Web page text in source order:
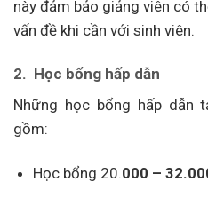
này đảm bảo giảng viên có
vấn đề khi cần với sinh viên.
2. Học bổng hấp dẫn
Những học bổng hấp dẫn
gồm:
Học bổng 20.000 –